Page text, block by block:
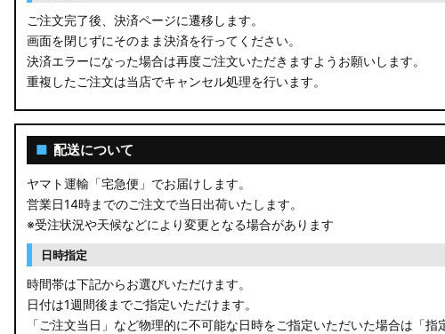
RT5/6 RW1/2 CR-V
RV5/6 RV3/4 ヴェゼル
RU3/4 ヴェゼル
RP6/7 ステップワゴン
RP1/2 RP3/4 ステップワゴン/スパーダ
RK5/6 ステップワゴンスパーダ
RC1/2 オデッセイ
GB5〜8 フリード
ご注文完了後、決済ページに遷移します。
画面を閉じずにそのまま決済を行ってください。
決済エラーになった場合は再度ご注文いただきますようお願いします。
重複したご注文は当店でキャンセル処理を行います。
■ 配送について
ヤマト運輸「宅急便」でお届けします。
営業日14時までのご注文で当日出荷いたします。
※受注状況や天候などにより変更となる場合があります
日時指定
時間帯は下記からお選びいただけます。
日付は1週間後までご指定いただけます。
「ご注文当日」など物理的に不可能な日時をご指定いただいた場合は「指